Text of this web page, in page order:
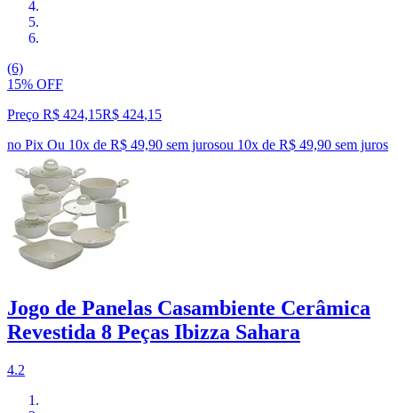
(6)
15% OFF
Preço R$ 424,15R$ 424,15
no Pix Ou 10x de R$ 49,90 sem jurosou 10x de R$ 49,90 sem juros
Jogo de Panelas Casambiente Cerâmica
Revestida 8 Peças Ibizza Sahara
4.2